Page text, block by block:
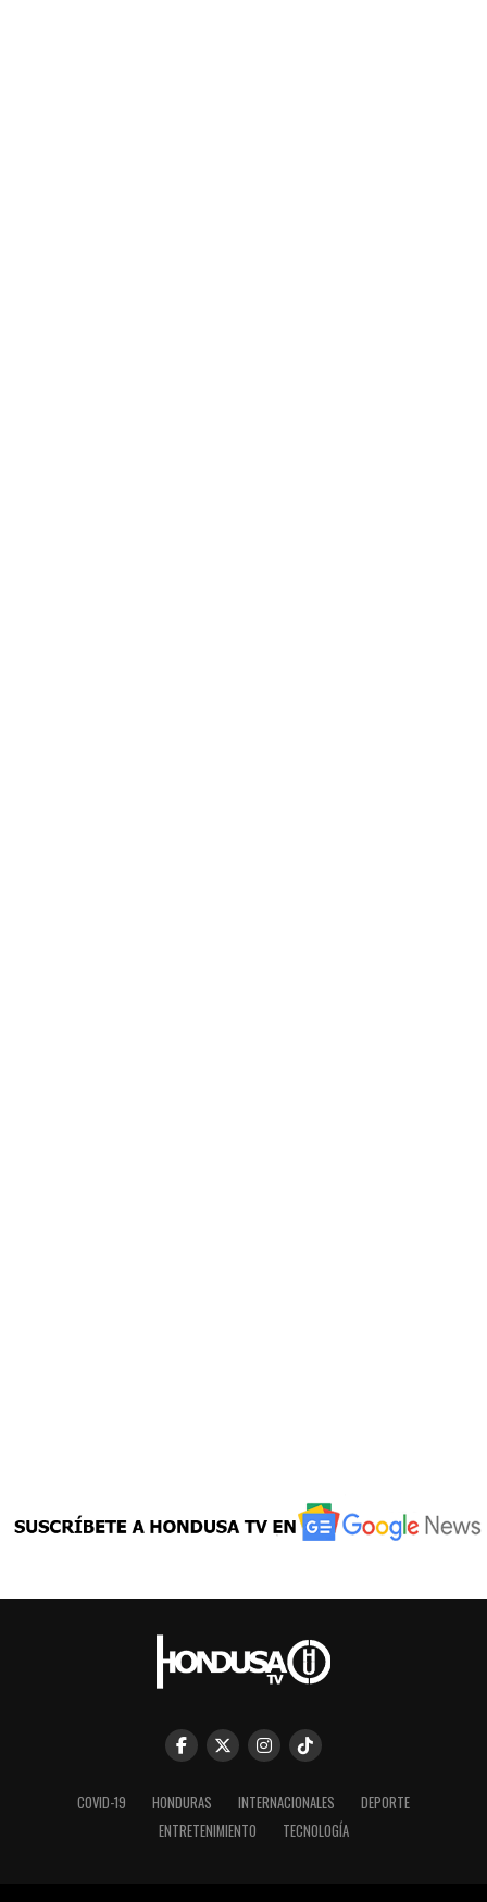
COVID-19 HONDURAS INTERNACIONALES
DEPORTE
ENTRETENIMIENTO
TECNOLOGÍA